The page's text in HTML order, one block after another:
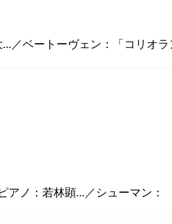
ベートーヴェン：「コリオ
ノ：若林顕...／シューマン：